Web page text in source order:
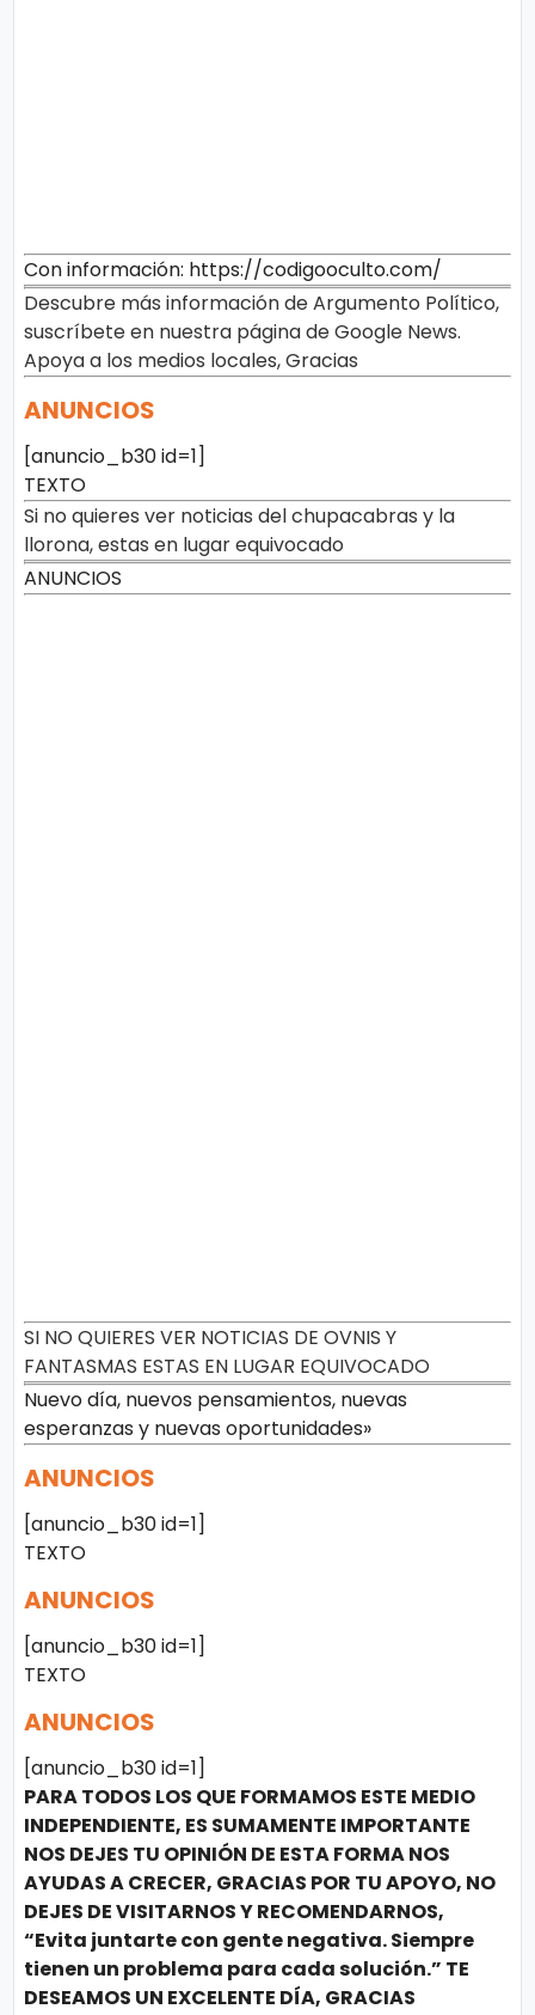
Con información: https://codigooculto.com/
Descubre más información de Argumento Político,
suscríbete en nuestra página de Google News.
Apoya a los medios locales, Gracias
ANUNCIOS
[anuncio_b30 id=1]
TEXTO
Si no quieres ver noticias del chupacabras y la
llorona, estas en lugar equivocado
ANUNCIOS
SI NO QUIERES VER NOTICIAS DE OVNIS Y
FANTASMAS ESTAS EN LUGAR EQUIVOCADO
Nuevo día, nuevos pensamientos, nuevas
esperanzas y nuevas oportunidades»
ANUNCIOS
[anuncio_b30 id=1]
TEXTO
ANUNCIOS
[anuncio_b30 id=1]
TEXTO
ANUNCIOS
[anuncio_b30 id=1]
PARA TODOS LOS QUE FORMAMOS ESTE MEDIO
INDEPENDIENTE, ES SUMAMENTE IMPORTANTE
NOS DEJES TU OPINIÓN DE ESTA FORMA NOS
AYUDAS A CRECER, GRACIAS POR TU APOYO, NO
DEJES DE VISITARNOS Y RECOMENDARNOS,
“Evita juntarte con gente negativa. Siempre
tienen un problema para cada solución.” TE
DESEAMOS UN EXCELENTE DÍA, GRACIAS